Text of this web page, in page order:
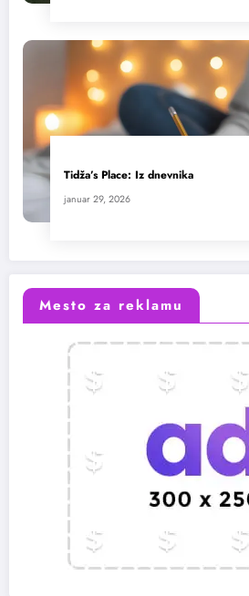
Tidža’s Place: Iz dnevnika
januar 29, 2026
Mesto za reklamu